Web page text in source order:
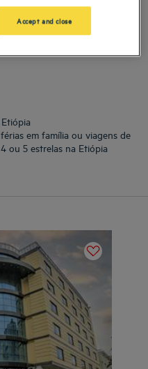
em família ou viagens de
ou 5 estrelas na Etiópia
Accept and close